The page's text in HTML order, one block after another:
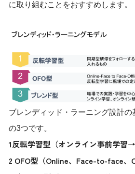
に取り組むことをおすすめします。
ブレンディッド・ラーニング設計の
の3つです。
1反転学習型（オンライン事前学習→
2 OFO型（Online、Face-to-face、